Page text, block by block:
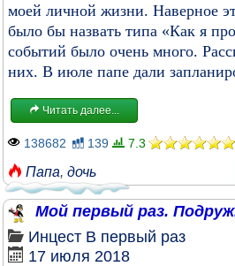
моей личной жизни. Наверное
было бы назвать типа «Как я
событий было очень много.
них. В июле папе дали
Читать далее...
138682 139 7.3
Папа, дочь
Мой первый раз.
Инцест В первый раз
17 июля 2018